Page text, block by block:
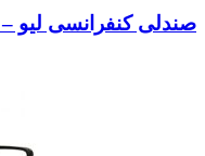
صندلی کنفرانسی لیو – B83